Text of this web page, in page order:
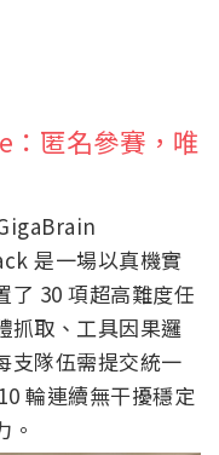
：匿名參賽，唯
是一場以真機實
了 30 項超高難度任
抓取、工具因果邏
支隊伍需提交統一
輪連續無干擾穩定
。